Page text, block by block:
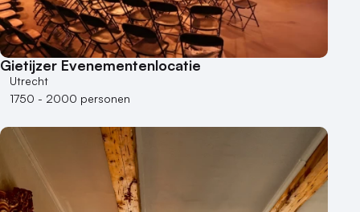
Gietijzer Evenementenlocatie
Utrecht
1750 - 2000 personen